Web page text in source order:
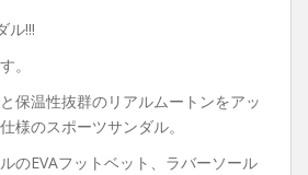
ル!!!
。
保温性抜群のリアルムートンをアッ
様のスポーツサンダル。
のEVAフットベット、ラバーソール